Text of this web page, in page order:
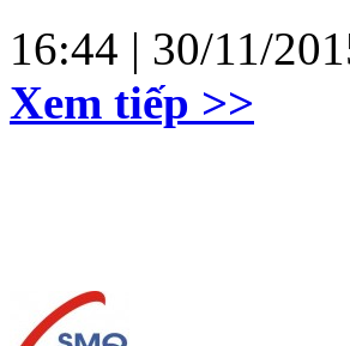
16:44 | 30/11/
Xem tiếp >>